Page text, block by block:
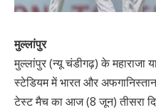
मुल्लांपुर
मुल्लांपुर (न्यू चंडीगढ़) के महाराजा
स्टेडियम में भारत और
टेस्ट मैच का आज (8 जून) तीसरा